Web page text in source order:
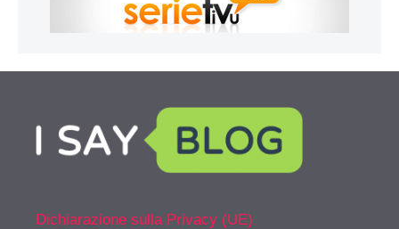
Dichiarazione sulla Privacy (UE)